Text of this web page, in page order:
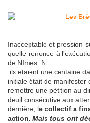
Inacceptable et pression
quelle renonce à
de NImes..N
ils étaient une centaine
initiale était de manifester
remettre une pétition au
deuil consécutive aux
dernière, le collectif a
action. Mais tous ont